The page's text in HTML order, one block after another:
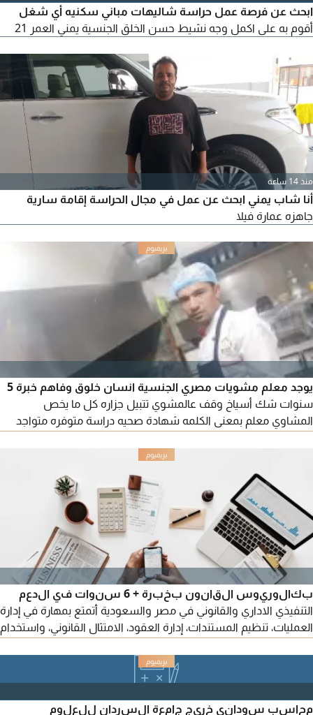
ابحث عن فرصة عمل حراسة شاليهات مباني سكنيه أي شغل
أقوم به على اكمل وجه نشيط حسن الخلق الجنسية يمني العمر 21
منذ 14 ساعة
أنا شاب يمني ابحث عن عمل في مجال الحراسة إقامة سارية
جاهزه عمارة فيلا
يوجد معلم مشويات مصري الجنسية انسان خلوق وفاهم خبرة 5
سنوات شك أسياخ وقف عالمشوي تتبيل جزاره كل ما يخص
المشاوي معلم بمعنى الكلمه شهادة صحيه دراسة متوفره متواجد
بكالوريوس القانون بخبرة + 6 سنوات في الدعم
التنفيذي الاداري والقانوني في مصر والسعودية أتمتع بمهارة في إدارة
العمليات، تنظيم المستندات، إدارة العقود، الامتثال القانوني، واستخدام
أتميز بالتنظيم الدقيق، المرونة، إدارة الوقت، القدرة على التكيف،
محاسب سوداني خريج جامعة السردان للعلوم